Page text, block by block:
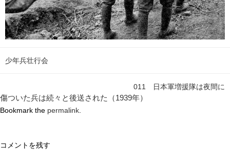
少年兵壮行会
011 日本軍増援隊は夜間に
傷ついた兵は続々と後送された（1939年）
Bookmark the permalink
コメントを残す